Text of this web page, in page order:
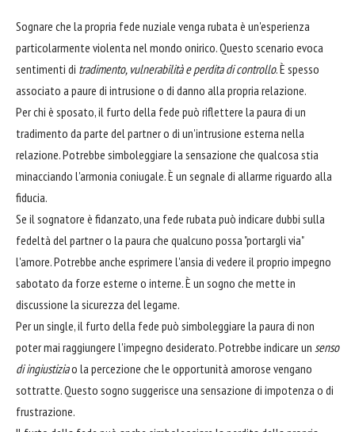
Sognare che la propria fede nuziale venga rubata è un'esperienza
particolarmente violenta nel mondo onirico. Questo scenario evoca
sentimenti di tradimento, vulnerabilità e perdita di controllo. È spesso
associato a paure di intrusione o di danno alla propria relazione.
Per chi è sposato, il furto della fede può riflettere la paura di un
tradimento da parte del partner o di un'intrusione esterna nella
relazione. Potrebbe simboleggiare la sensazione che qualcosa stia
minacciando l'armonia coniugale. È un segnale di allarme riguardo alla
fiducia.
Se il sognatore è fidanzato, una fede rubata può indicare dubbi sulla
fedeltà del partner o la paura che qualcuno possa "portargli via"
l'amore. Potrebbe anche esprimere l'ansia di vedere il proprio impegno
sabotato da forze esterne o interne. È un sogno che mette in
discussione la sicurezza del legame.
Per un single, il furto della fede può simboleggiare la paura di non
poter mai raggiungere l'impegno desiderato. Potrebbe indicare un senso
di ingiustiziao la percezione che le opportunità amorose vengano
sottratte. Questo sogno suggerisce una sensazione di impotenza o di
frustrazione.